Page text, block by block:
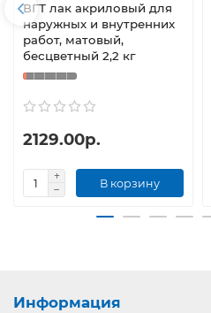
ВГТ лак акриловый для
наружных и внутренних
работ, матовый,
бесцветный 2,2 кг
2129.00р.
В корзину
Информация